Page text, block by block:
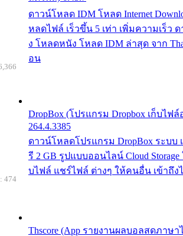
ดาวน์โหลด IDM โหลด Internet
หลดไฟล์ เร็วขึ้น 5 เท่า เพิ่มความเร็ว
ง โหลดหนัง โหลด IDM ล่าสุด จาก
อน
DropBox (โปรแกรม Dropbox เก็บไฟ
264.4.3385
ดาวน์โหลดโปรแกรม DropBox ระบบ
รี 2 GB รูปแบบออนไลน์ Cloud
บไฟล์ แชร์ไฟล์ ต่างๆ ให้คนอื่น เข้าถึง
Thscore (App รายงานผลบอลสดภาษ
474